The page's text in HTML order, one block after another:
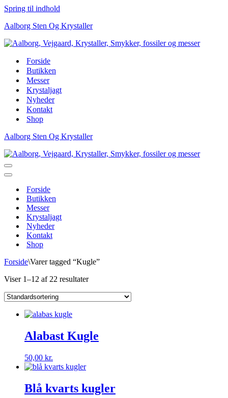
Spring til indhold
Aalborg Sten Og Krystaller
Forside
Butikken
Messer
Krystaljagt
Nyheder
Kontakt
Shop
Aalborg Sten Og Krystaller
Navigation
menu
Navigation
Forside
Butikken
Messer
Krystaljagt
Nyheder
Kontakt
Shop
Forside\Varer tagged “Kugle”
Viser 1–12 af 22 resultater
Alabast Kugle
50,00 kr.
Blå kvarts kugler